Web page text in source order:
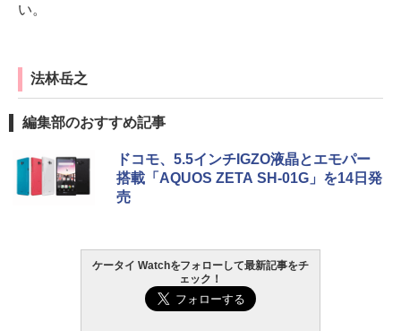
い。
法林岳之
編集部のおすすめ記事
ドコモ、5.5インチIGZO液晶とエモパー
搭載「AQUOS ZETA SH-01G」を14日発
売
ケータイ Watchをフォローして最新記事をチ
ェック！